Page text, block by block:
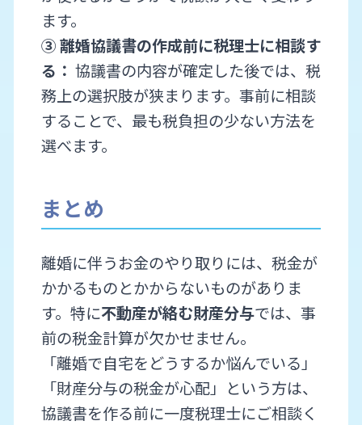
ます。
③ 離婚協議書の作成前に税理士に相談す
る： 協議書の内容が確定した後では、税
務上の選択肢が狭まります。事前に相談
することで、最も税負担の少ない方法を
選べます。
まとめ
離婚に伴うお金のやり取りには、税金が
かかるものとかからないものがありま
す。特に不動産が絡む財産分与では、事
前の税金計算が欠かせません。
「離婚で自宅をどうするか悩んでいる」
「財産分与の税金が心配」という方は、
協議書を作る前に一度税理士にご相談く